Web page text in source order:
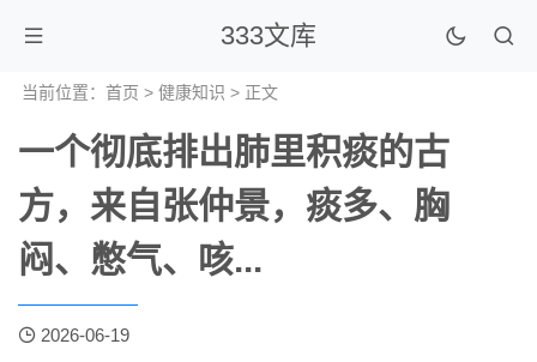
333文库
当前位置： 首页 > 健康知识 > 正文
一个彻底排出肺里积痰的古
方，来自张仲景，痰多、胸
闷、憋气、咳...
2026-06-19